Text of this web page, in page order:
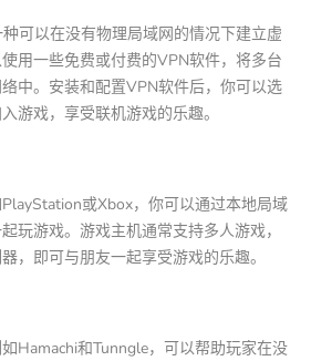
可以在没有物理局域网的情况下建立虚
用一些免费或付费的VPN软件，将多台
中。安装和配置VPN软件后，你可以选
游戏，享受联机游戏的乐趣。
或Xbox，你可以通过本地局域
玩游戏。游戏主机通常支持多人游戏，
，即可与朋友一起享受游戏的乐趣。
Hamachi和Tunngle，可以帮助玩家在没